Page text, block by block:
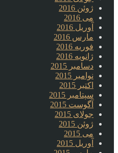
ژوئن 2016
می 2016
آوریل 2016
مارس 2016
فوریه 2016
ژانویه 2016
دسامبر 2015
نوامبر 2015
اکتبر 2015
سپتامبر 2015
آگوست 2015
جولای 2015
ژوئن 2015
می 2015
آوریل 2015